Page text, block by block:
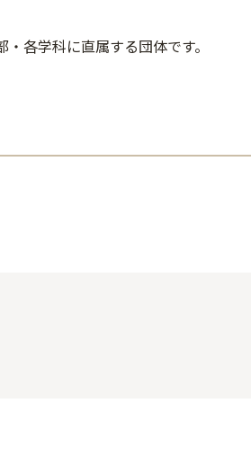
各学科に直属する団体です。